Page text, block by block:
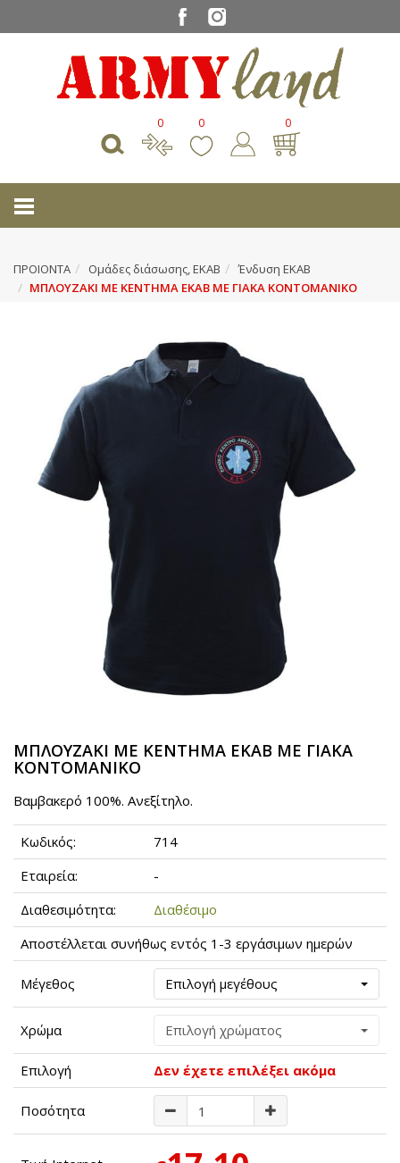
0 0 0
ΠΡΟΙΟΝΤΑ Ομάδες διάσωσης, ΕΚΑΒ
Ένδυση ΕΚΑΒ
ΜΠΛΟΥΖΑΚΙ ΜΕ ΚΕΝΤΗΜΑ ΕΚΑΒ ΜΕ ΓΙΑΚΑ ΚΟΝΤΟΜΑΝΙΚΟ
ΜΠΛΟΥΖΑΚΙ ΜΕ ΚΕΝΤΗΜΑ ΕΚΑΒ ΜΕ ΓΙΑΚΑ
ΚΟΝΤΟΜΑΝΙΚΟ
Βαμβακερό 100%. Ανεξίτηλο.
Κωδικός:
714
Εταιρεία:
-
Διαθεσιμότητα:
Διαθέσιμο
Αποστέλλεται συνήθως εντός 1-3 εργάσιμων ημερών
Μέγεθος Επιλογή μεγέθους
Χρώμα Επιλογή χρώματος
Επιλογή Δεν έχετε επιλέξει ακόμα
Ποσότητα